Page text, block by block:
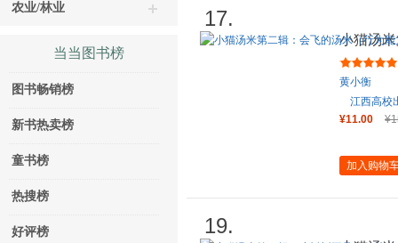
农业/林业
当当图书榜
图书畅销榜
新书热卖榜
童书榜
热搜榜
好评榜
17.
小猫汤
力）
黄小衡
江西高校
¥11.00
加入购物
19.